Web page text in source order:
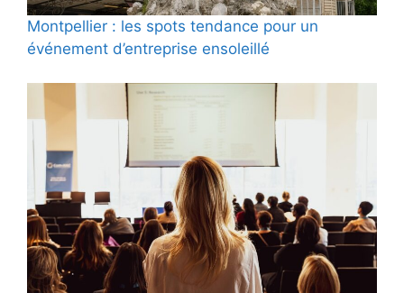
Montpellier : les spots tendance pour un
événement d’entreprise ensoleillé